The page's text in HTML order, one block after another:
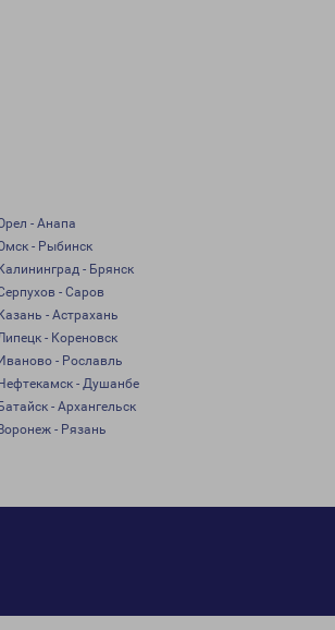
- Анапа
- Рыбинск
- Брянск
- Саров
- Астрахань
- Кореновск
- Рославль
- Душанбе
- Архангельск
- Рязань